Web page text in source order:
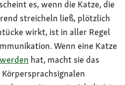
es, wenn die Katze, die
streicheln ließ, plötzlich
wirkt, ist in aller Regel
Wenn eine Katze
hat, macht sie das